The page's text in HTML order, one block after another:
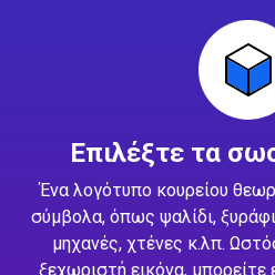
Επιλέξτε τα
Ένα λογότυπο κουρείου
σύμβολα, όπως ψαλίδι,
μηχανές, χτένες κ.λπ.
ξεχωριστή εικόνα, μπορείτε